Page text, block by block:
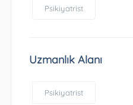
Psikiyatrist
Uzmanlık Alanı
Psikiyatrist